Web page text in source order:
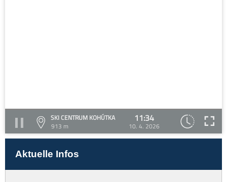
SKI CENTRUM KOHÚTKA
913 m
11:34
10. 4. 2026
Aktuelle Infos